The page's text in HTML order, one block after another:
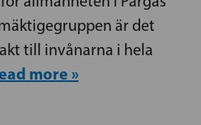
är det
till invånarna i hela
more »